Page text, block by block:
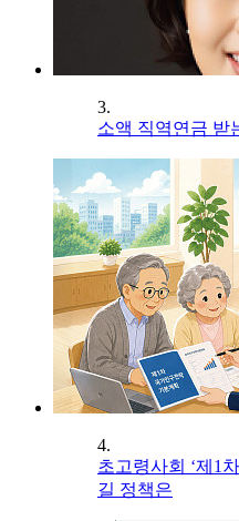
3.
소액 직역연금 받
4.
초고령사회 ‘제1
길 정책은